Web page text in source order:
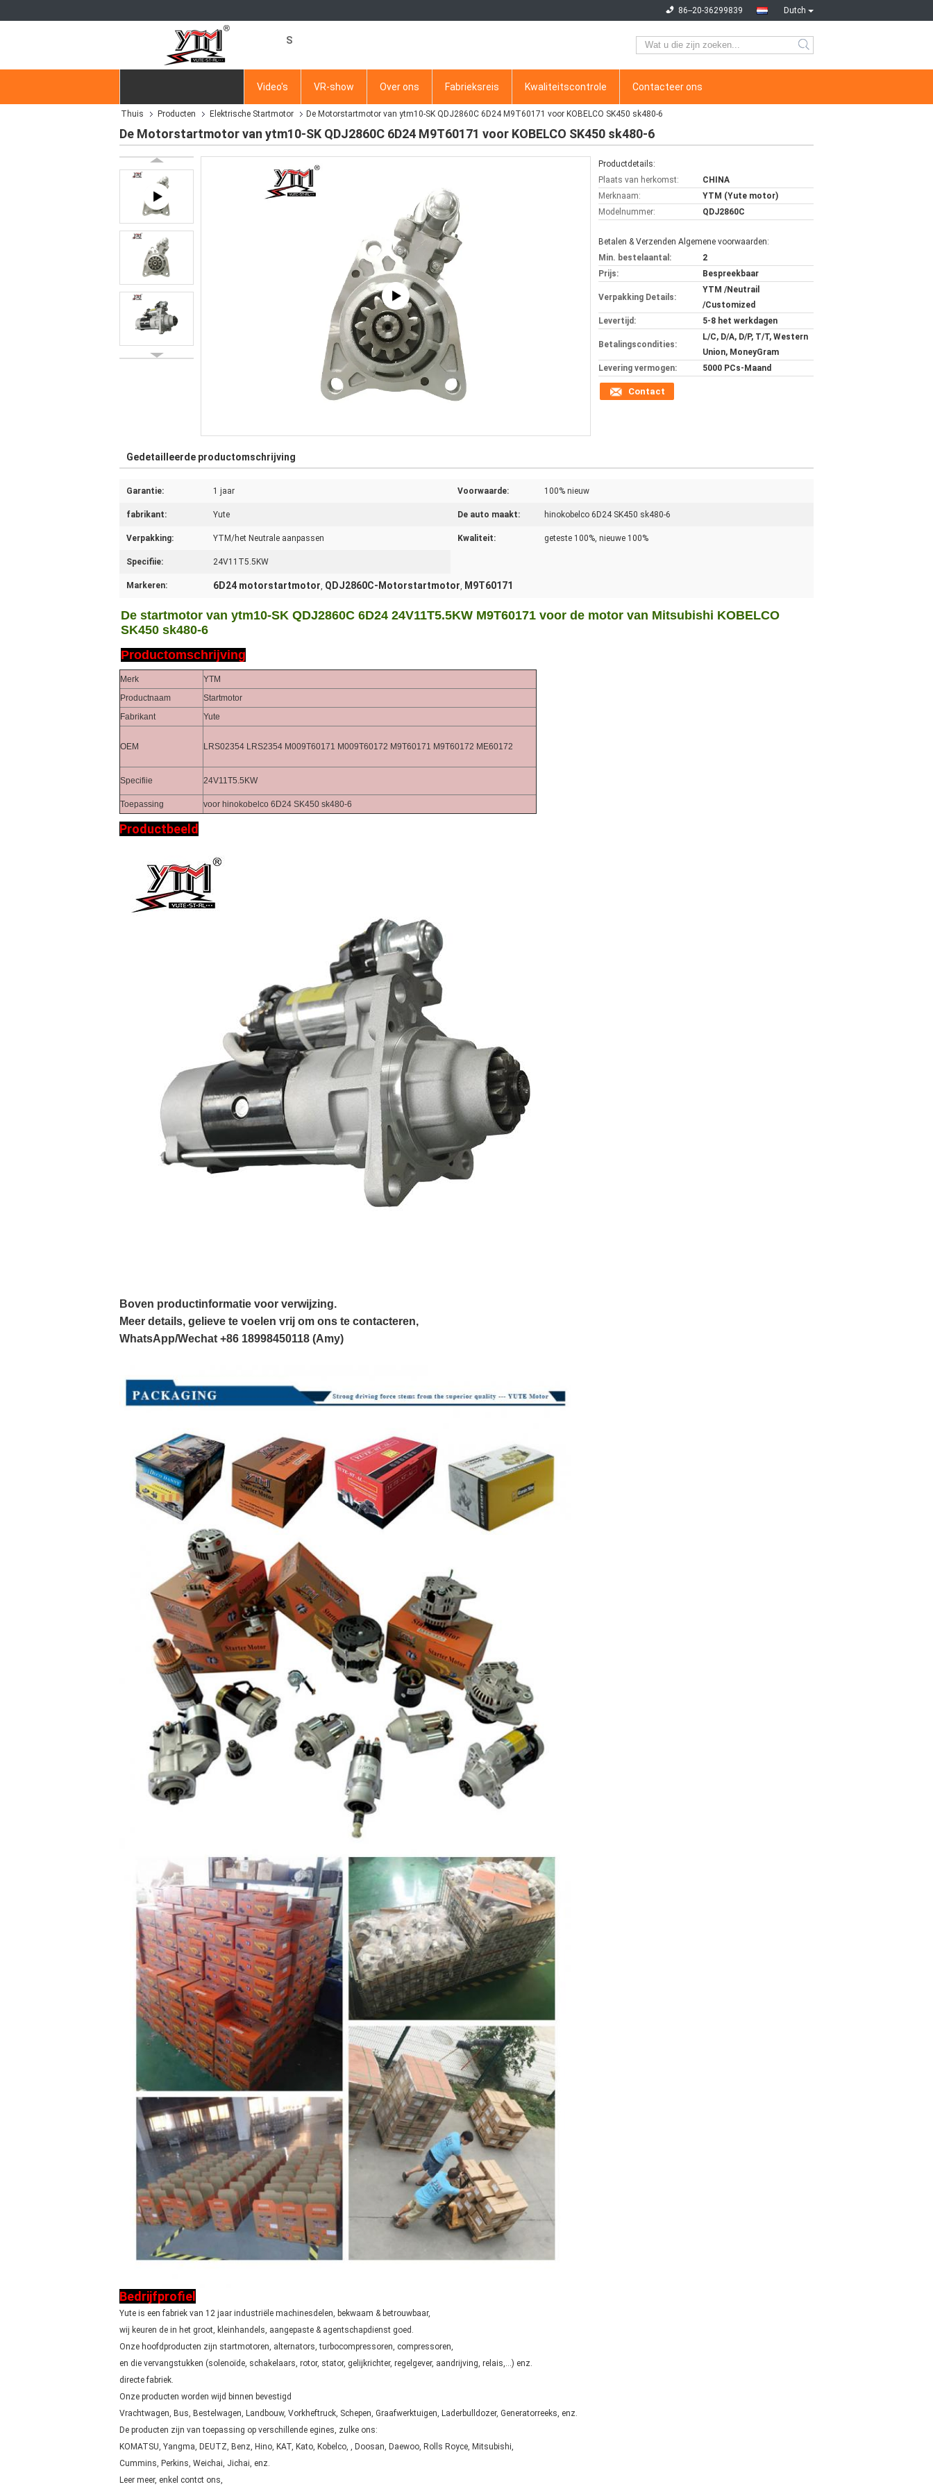
Dutch
86--20-36299839
S
Video's VR-show Over ons Fabrieksreis Kwaliteitscontrole Contacteer ons
Thuis Producten Elektrische Startmotor De Motorstartmotor van ytm10-SK QDJ2860C 6D24 M9T60171 voor KOBELCO SK450 sk480-6
De Motorstartmotor van ytm10-SK QDJ2860C 6D24 M9T60171 voor KOBELCO SK450 sk480-6
Productdetails:
Plaats van herkomst:
CHINA
Merknaam:
YTM (Yute motor)
Modelnummer:
QDJ2860C
Betalen & Verzenden Algemene voorwaarden:
Min. bestelaantal:
2
Prijs:
Bespreekbaar
Verpakking Details:
YTM /Neutrail
/Customized
Levertijd:
5-8 het werkdagen
Betalingscondities:
L/C, D/A, D/P, T/T, Western
Union, MoneyGram
Levering vermogen:
5000 PCs-Maand
Contact
Gedetailleerde productomschrijving
Garantie: 1 jaar Voorwaarde: 100% nieuw
fabrikant: Yute De auto maakt: hinokobelco 6D24 SK450 sk480-6
Verpakking: YTM/het Neutrale aanpassen Kwaliteit: geteste 100%, nieuwe 100%
Specifiie: 24V11T5.5KW
Markeren: 6D24 motorstartmotor, QDJ2860C-Motorstartmotor, M9T60171
De startmotor van ytm10-SK QDJ2860C 6D24 24V11T5.5KW M9T60171 voor de motor van Mitsubishi KOBELCO
SK450 sk480-6
Productomschrijving
Merk
YTM
Productnaam
Startmotor
Fabrikant
Yute
OEM LRS02354 LRS2354 M009T60171 M009T60172 M9T60171 M9T60172 ME60172
Specifiie 24V11T5.5KW
Toepassing voor hinokobelco 6D24 SK450 sk480-6
Productbeeld
Boven productinformatie voor verwijzing.
Meer details, gelieve te voelen vrij om ons te contacteren,
WhatsApp/Wechat +86 18998450118 (Amy)
Bedrijfprofiel
Yute is een fabriek van 12 jaar industriële machinesdelen, bekwaam & betrouwbaar,
wij keuren de in het groot, kleinhandels, aangepaste & agentschapdienst goed.
Onze hoofdproducten zijn startmotoren, alternators, turbocompressoren, compressoren,
en die vervangstukken (solenoïde, schakelaars, rotor, stator, gelijkrichter, regelgever, aandrijving, relais,…) enz.
directe fabriek.
Onze producten worden wijd binnen bevestigd
Vrachtwagen, Bus, Bestelwagen, Landbouw, Vorkheftruck, Schepen, Graafwerktuigen, Laderbulldozer, Generatorreeks, enz.
De producten zijn van toepassing op verschillende egines, zulke ons:
KOMATSU, Yangma, DEUTZ, Benz, Hino, KAT, Kato, Kobelco, , Doosan, Daewoo, Rolls Royce, Mitsubishi,
Cummins, Perkins, Weichai, Jichai, enz.
Leer meer, enkel contct ons,